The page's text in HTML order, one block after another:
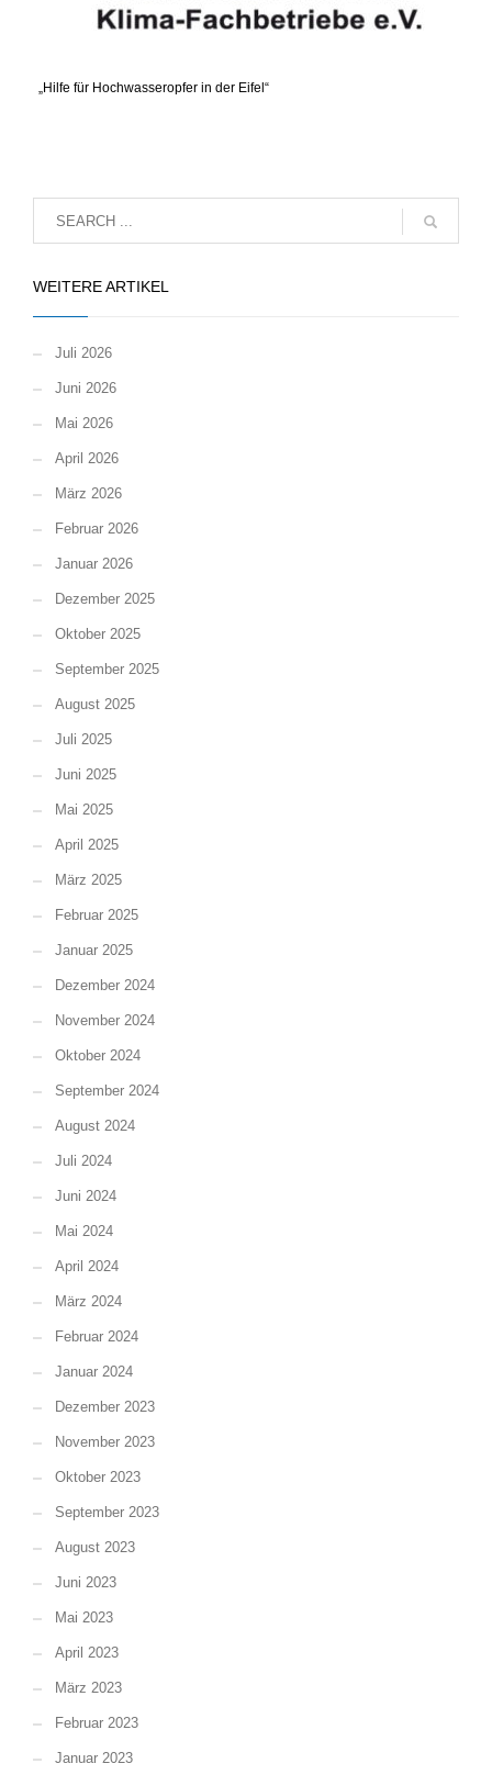
„Hilfe für Hochwasseropfer in der Eifel“
WEITERE ARTIKEL
Juli 2026
Juni 2026
Mai 2026
April 2026
März 2026
Februar 2026
Januar 2026
Dezember 2025
Oktober 2025
September 2025
August 2025
Juli 2025
Juni 2025
Mai 2025
April 2025
März 2025
Februar 2025
Januar 2025
Dezember 2024
November 2024
Oktober 2024
September 2024
August 2024
Juli 2024
Juni 2024
Mai 2024
April 2024
März 2024
Februar 2024
Januar 2024
Dezember 2023
November 2023
Oktober 2023
September 2023
August 2023
Juni 2023
Mai 2023
April 2023
März 2023
Februar 2023
Januar 2023